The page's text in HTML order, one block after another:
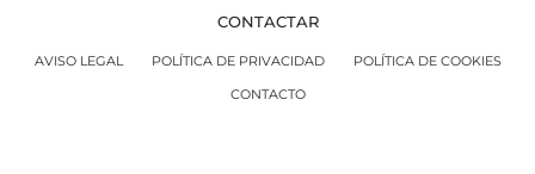
CONTACTAR
AVISO LEGAL POLÍTICA DE PRIVACIDAD
POLÍTICA DE COOKIES
CONTACTO